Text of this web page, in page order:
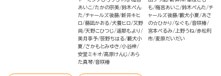
あいこ たかの宗美 鈴木ぺん
た チャールズ後藤 新井キヒ
ロ 藤凪かおる 犬養ヒロ 又野
尚 天野こひつじ 遥那もより
美月李予 笹野ちはる 藪犬小
夏 さかもとみゆき 小谷梓
安堂ミキオ 高原けんじ
あら
た真琴 音咲椿
も 梅宮あいこ 鈴木ぺんた チ
ャールズ後藤 藪犬小夏
あさ
の☆ひかり
なぐも 音咲椿
宮本ぺるみ
上野うね 赤松利
市 麦原だいだい